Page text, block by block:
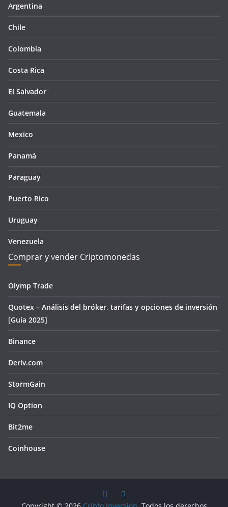
Argentina
Chile
Colombia
Costa Rica
El Salvador
Guatemala
Mexico
Panamá
Paraguay
Puerto Rico
Uruguay
Venezuela
Comprar y vender Criptomonedas
Olymp Trade
Quotex – Análisis del bróker, tarifas y opciones de inversión
[Guía 2025]
Binance
Deriv.com
StormGain
IQ Option
Bit2me
Coinhouse